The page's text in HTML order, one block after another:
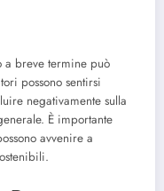
a breve termine può
possono sentirsi
negativamente sulla
È importante
avvenire a